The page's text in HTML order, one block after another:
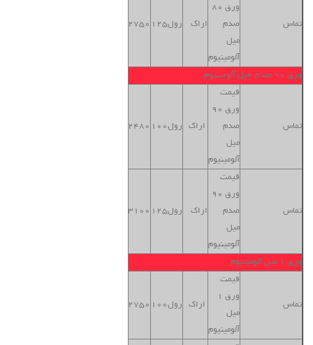
تماس
ورق 80
صدم
میل
آلومینیوم
اراک رول125 2750
ورق 90 صدم میل آلومینیوم
تماس
قیمت
ورق 90
صدم
میل
آلومینیوم
اراک رول100 2480
تماس
قیمت
ورق 90
صدم
میل
آلومینیوم
اراک رول125 3100
ورق 1 میل آلومینیوم
تماس
قیمت
ورق 1
میل
آلومینیوم
اراک رول100 2750